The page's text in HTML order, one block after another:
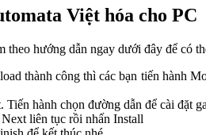
Việt hóa cho PC
hướng dẫn ngay dưới đây để có
thành công thì các bạn tiến hành
Tiến hành chọn đường dẫn để cài đặt
liên tục rồi nhấn Install